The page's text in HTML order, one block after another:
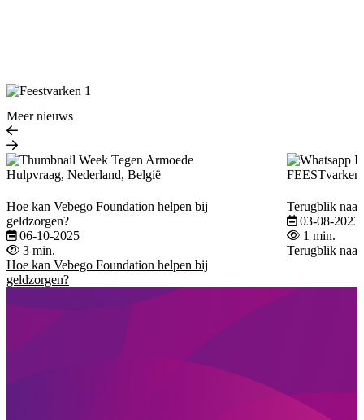
Meer nieuws
Hulpvraag, Nederland, België
Hoe kan Vebego Foundation helpen bij
geldzorgen?
06-10-2025
3 min.
Hoe kan Vebego Foundation helpen bij
geldzorgen?
Terugblik
03-08-2023
1 min.
Terugblik